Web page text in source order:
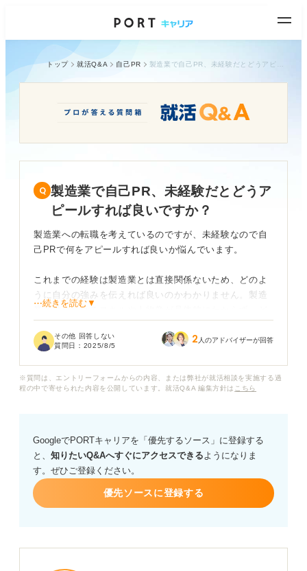
トップ 就活Q&A 自己PR
製造業で自己PR、未経験だとどうア
ピールすれば良いですか？
製造業への転職を考えているのですが、未経験なので自
己PRで何をアピールすれば良いか悩んでいます。
これまでの経験は製造業とは直接関係ないため、どのよ
うに自分の強みを伝えれば良いのかわかりません。製造
業で求められるスキルや人物像が具体的にわからず、ど
す。
の器用さなどをアピールするには、どのようなエピソー
ていただきたいです。
⋯続きを読む▼
その他 回答しない
質問日： 2025/8/5 2 人のアドバイザーが回答
※質問は、エントリーフォームからの内容、または弊社が就活相談を実施する過
程の中で寄せられた内容を公開しています。就活Q&A 編集方針は こちら
GoogleでPORTキャリアを「優先するソース」に登録する
と、 知りたいQ&Aへすぐにアクセスできるようになりま
す。ぜひご登録ください。
優先ソースに登録する